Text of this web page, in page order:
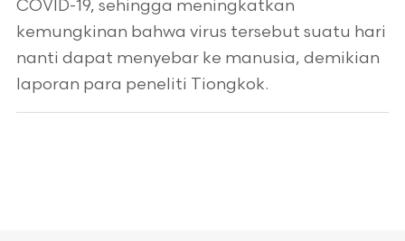
COVID-19, sehingga meningkatkan
kemungkinan bahwa virus tersebut suatu hari
nanti dapat menyebar ke manusia, demikian
laporan para peneliti Tiongkok.